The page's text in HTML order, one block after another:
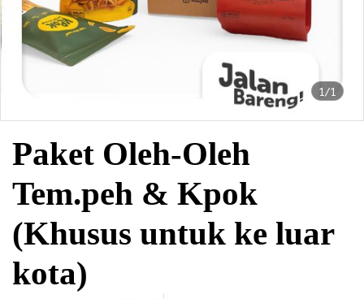
1/1
Paket Oleh-Oleh
Tem.peh & Kpok
(Khusus untuk ke luar
kota)